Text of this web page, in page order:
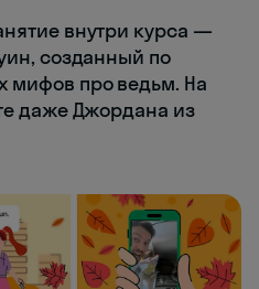
внутри курса —
созданный по
мифов про ведьм. На
даже Джордана из